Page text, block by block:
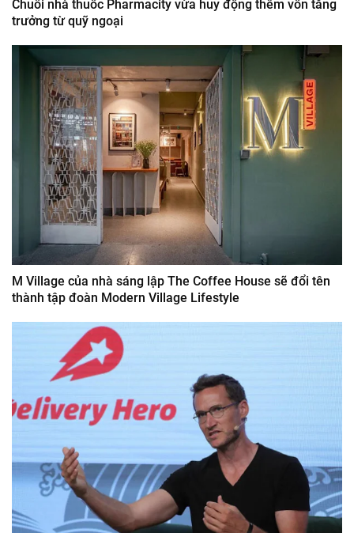
Chuỗi nhà thuốc Pharmacity vừa huy động thêm vốn tăng
trưởng từ quỹ ngoại
M Village của nhà sáng lập The Coffee House sẽ đổi tên
thành tập đoàn Modern Village Lifestyle